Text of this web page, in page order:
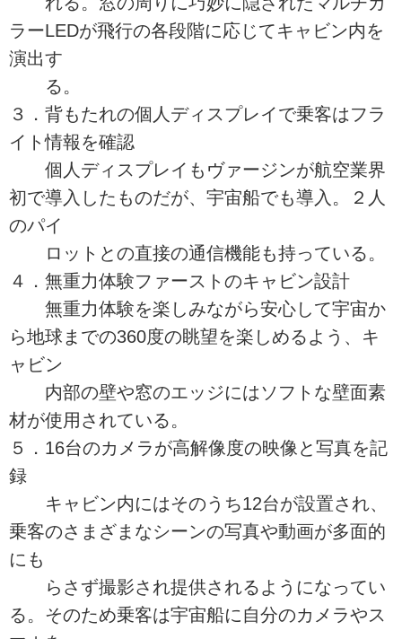
ラーLEDが飛行の各段階に応じてキャビン内を
演出す
る。
３．背もたれの個人ディスプレイで乗客はフラ
イト情報を確認
個人ディスプレイもヴァージンが航空業界
初で導入したものだが、宇宙船でも導入。２人
のパイ
ロットとの直接の通信機能も持っている。
４．無重力体験ファーストのキャビン設計
無重力体験を楽しみながら安心して宇宙か
ら地球までの360度の眺望を楽しめるよう、キ
ャビン
内部の壁や窓のエッジにはソフトな壁面素
材が使用されている。
５．16台のカメラが高解像度の映像と写真を記
録
キャビン内にはそのうち12台が設置され、
乗客のさまざまなシーンの写真や動画が多面的
にも
らさず撮影され提供されるようになってい
る。そのため乗客は宇宙船に自分のカメラやス